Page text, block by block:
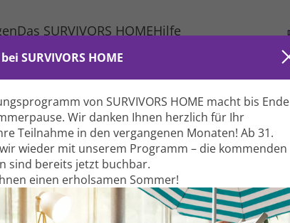
Das SURVIVORS HOMEHilfe
SURVIVORS HOME
von SURVIVORS HOME macht bis Ende
Wir danken Ihnen herzlich für Ihr
Teil­nahme in den vergangenen Monaten! Ab 31.
wieder mit unserem Programm – die kommenden
sind bereits jetzt buchbar.
einen erholsamen Sommer!
alle Tumoren der Frau. Als
Sehoulibesonderen Wert auf den
Professor Sehouli betont
bestmöglich zu versorgen,
Netzwerk einzubinden. Er hebt
sind, um den